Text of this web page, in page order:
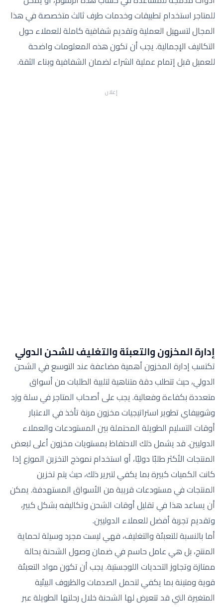
للمتاجر استخدام تطبيقات وخدمات طرف ثالث متخصصة في هذا
المجال لتسهيل العملية وتقديم شفافية كاملة للعملاء حول
التكاليف الإجمالية. يجب أن تكون هذه المعلومات واضحة
للعميل قبل إتمام عملية الشراء لضمان الشفافية وبناء الثقة.
إعلان
إدارة المخزون والتعبئة والتغليف للشحن الدولي
تكتسب إدارة المخزون أهمية مضاعفة عند التوسع في الشحن
الدولي، حيث تتطلب دقة متناهية لتلبية الطلبات من أسواق
متعددة بكفاءة وفعالية. يجب على أصحاب المتاجر في سلة وزد
وشوبيفاي تطوير استراتيجيات مخزون مرنة تأخذ في الاعتبار
أوقات التسليم الطويلة المحتملة بين المستودعات والعملاء
الدوليين. قد يشمل ذلك الاحتفاظ بمستويات مخزون أعلى لبعض
المنتجات الأكثر طلبًا دوليًا، أو استخدام نموذج التخزين الموزع إذا
كانت الكميات كبيرة بما يكفي لتبرير ذلك، حيث يتم تخزين
المنتجات في مستودعات قريبة من الأسواق المستهدفة. يمكن
أن يساعد هذا في تقليل أوقات الشحن وتكاليفه بشكل كبير،
وتقديم تجربة أفضل للعملاء الدوليين.
أما بالنسبة للتعبئة والتغليف، فهي ليست مجرد وسيلة لحماية
المنتج، بل هي عامل حاسم في ضمان وصول الشحنة بحالة
ممتازة وتجاوز التحديات اللوجستية. يجب أن تكون مواد التعبئة
قوية ومتينة بما يكفي لتحمل الصدمات والظروف البيئية
المتغيرة التي قد تتعرض لها الشحنة خلال رحلتها الطويلة عبر